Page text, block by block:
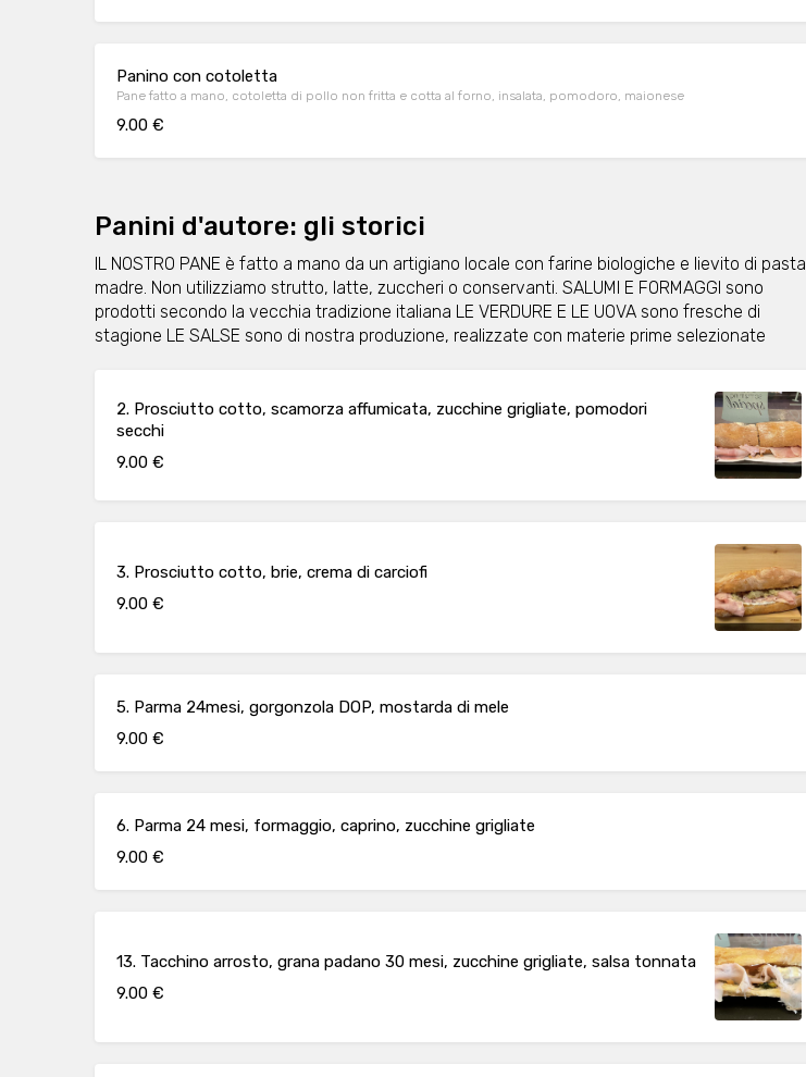
Panino con cotoletta
Pane fatto a mano, cotoletta di pollo non fritta e cotta al forno, insalata, pomodoro, maionese
9.00 €
Panini d'autore: gli storici
IL NOSTRO PANE è fatto a mano da un artigiano locale con farine biologiche e lievito di pasta
madre. Non utilizziamo strutto, latte, zuccheri o conservanti. SALUMI E FORMAGGI sono
prodotti secondo la vecchia tradizione italiana LE VERDURE E LE UOVA sono fresche di
stagione LE SALSE sono di nostra produzione, realizzate con materie prime selezionate
2. Prosciutto cotto, scamorza affumicata, zucchine grigliate, pomodori
secchi
9.00 €
3. Prosciutto cotto, brie, crema di carciofi
9.00 €
5. Parma 24mesi, gorgonzola DOP, mostarda di mele
9.00 €
6. Parma 24 mesi, formaggio, caprino, zucchine grigliate
9.00 €
13. Tacchino arrosto, grana padano 30 mesi, zucchine grigliate, salsa tonnata
9.00 €